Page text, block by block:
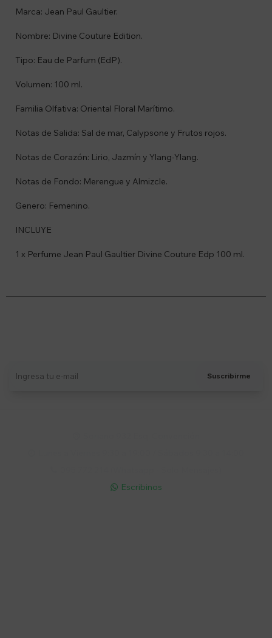
Marca: Jean Paul Gaultier.
Nombre: Divine Couture Edition.
Tipo: Eau de Parfum (EdP).
Volumen: 100 ml.
Familia Olfativa: Oriental Floral Marítimo.
Notas de Salida: Sal de mar, Calypsone y Frutos rojos.
Notas de Corazón: Lirio, Jazmín y Ylang-Ylang.
Notas de Fondo: Merengue y Almizcle.
Genero: Femenino.
INCLUYE
1 x Perfume Jean Paul Gaultier Divine Couture Edp 100 ml.
Suscribirme
 Escribinos